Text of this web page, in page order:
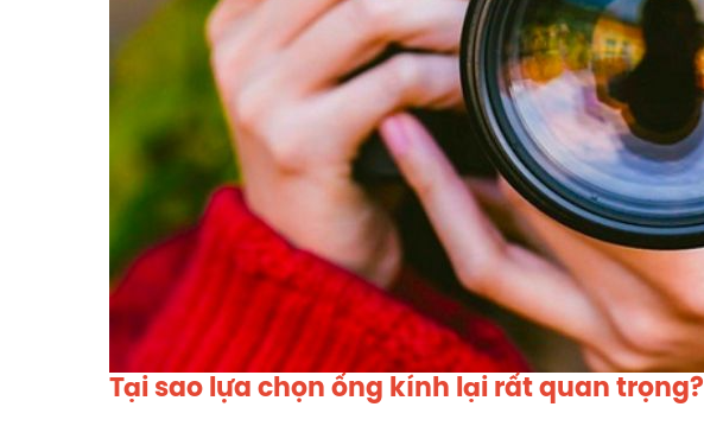
Tại sao lựa chọn ống kính lại rất quan trọng?